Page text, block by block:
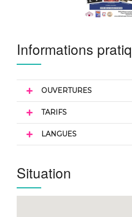
Informations
OUVERTURES
TARIFS
LANGUES
Situation